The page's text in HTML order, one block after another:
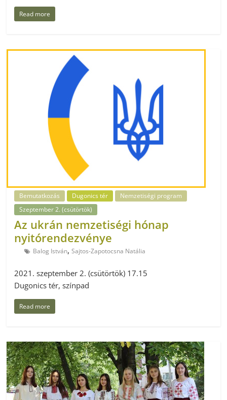
Read more
Bemutatkozás Dugonics tér
Nemzetiségi program
Szeptember 2. (csütörtök)
Az ukrán nemzetiségi hónap
nyitórendezvénye
Balog István,Sajtos-Zapotocsna Natália
2021. szeptember 2. (csütörtök) 17.15
Dugonics tér, színpad
Read more